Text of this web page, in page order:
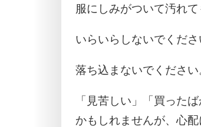
服にしみがついて汚れて
いらいらしないでくださ
落ち込まないでください
「見苦しい」「買った
かもしれませんが、心配